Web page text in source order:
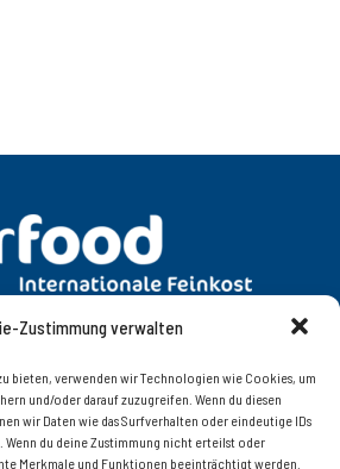
Zustimmung verwalten
bieten, verwenden wir Technologien wie Cookies, um
und/oder darauf zuzugreifen. Wenn du diesen
wir Daten wie das Surfverhalten oder eindeutige IDs
Wenn du deine Zustimmung nicht erteilst oder
Merkmale und Funktionen beeinträchtigt werden.
IMPRESSUM